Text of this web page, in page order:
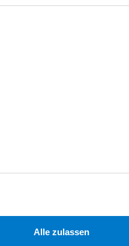
Alle zulassen
Policy Imprint Contact